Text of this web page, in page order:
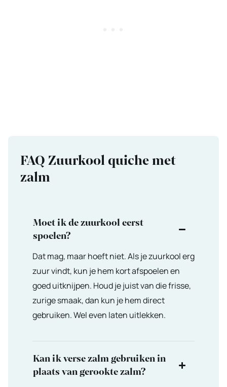
FAQ Zuurkool quiche met
zalm
Moet ik de zuurkool eerst
spoelen?
Dat mag, maar hoeft niet. Als je zuurkool erg
zuur vindt, kun je hem kort afspoelen en
goed uitknijpen. Houd je juist van die frisse,
zurige smaak, dan kun je hem direct
gebruiken. Wel even laten uitlekken.
Kan ik verse zalm gebruiken in
plaats van gerookte zalm?